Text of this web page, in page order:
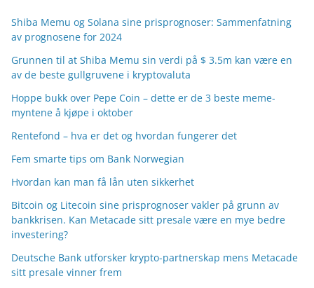
Shiba Memu og Solana sine prisprognoser: Sammenfatning
av prognosene for 2024
Grunnen til at Shiba Memu sin verdi på $ 3.5m kan være en
av de beste gullgruvene i kryptovaluta
Hoppe bukk over Pepe Coin – dette er de 3 beste meme-
myntene å kjøpe i oktober
Rentefond – hva er det og hvordan fungerer det
Fem smarte tips om Bank Norwegian
Hvordan kan man få lån uten sikkerhet
Bitcoin og Litecoin sine prisprognoser vakler på grunn av
bankkrisen. Kan Metacade sitt presale være en mye bedre
investering?
Deutsche Bank utforsker krypto-partnerskap mens Metacade
sitt presale vinner frem